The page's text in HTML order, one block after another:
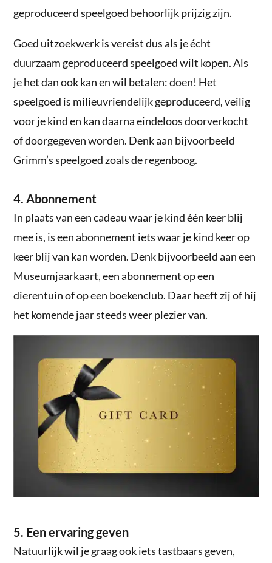
geproduceerd speelgoed behoorlijk prijzig zijn.
Goed uitzoekwerk is vereist dus als je écht
duurzaam geproduceerd speelgoed wilt kopen. Als
je het dan ook kan en wil betalen: doen! Het
speelgoed is milieuvriendelijk geproduceerd, veilig
voor je kind en kan daarna eindeloos doorverkocht
of doorgegeven worden. Denk aan bijvoorbeeld
Grimm’s speelgoed zoals de regenboog.
4. Abonnement
In plaats van een cadeau waar je kind één keer blij
mee is, is een abonnement iets waar je kind keer op
keer blij van kan worden. Denk bijvoorbeeld aan een
Museumjaarkaart, een abonnement op een
dierentuin of op een boekenclub. Daar heeft zij of hij
het komende jaar steeds weer plezier van.
5. Een ervaring geven
Natuurlijk wil je graag ook iets tastbaars geven,